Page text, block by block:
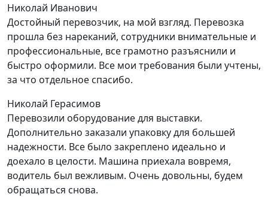
Николай Иванович
Достойный перевозчик, на мой взгляд. Перевозка
прошла без нареканий, сотрудники внимательные и
профессиональные, все грамотно разъяснили и
быстро оформили. Все мои требования были учтены,
за что отдельное спасибо.
Николай Герасимов
Перевозили оборудование для выставки.
Дополнительно заказали упаковку для большей
надежности. Все было закреплено идеально и
доехало в целости. Машина приехала вовремя,
водитель был вежливым. Очень довольны, будем
обращаться снова.